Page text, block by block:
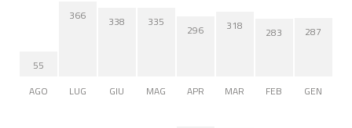
55
AGO
366
LUG
338
GIU
335
MAG
296
APR
318
MAR
283
FEB
287
GEN